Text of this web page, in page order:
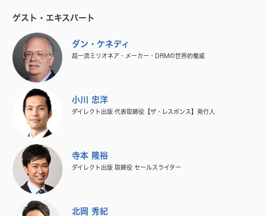
ゲスト・エキスパート
ダン・ケネディ
超一流ミリオネア・メーカー・DRMの世界的権威
小川 忠洋
ダイレクト出版 代表取締役【ザ・レスポンス】発行人
寺本 隆裕
ダイレクト出版 取締役 セールスライター
北岡 秀紀